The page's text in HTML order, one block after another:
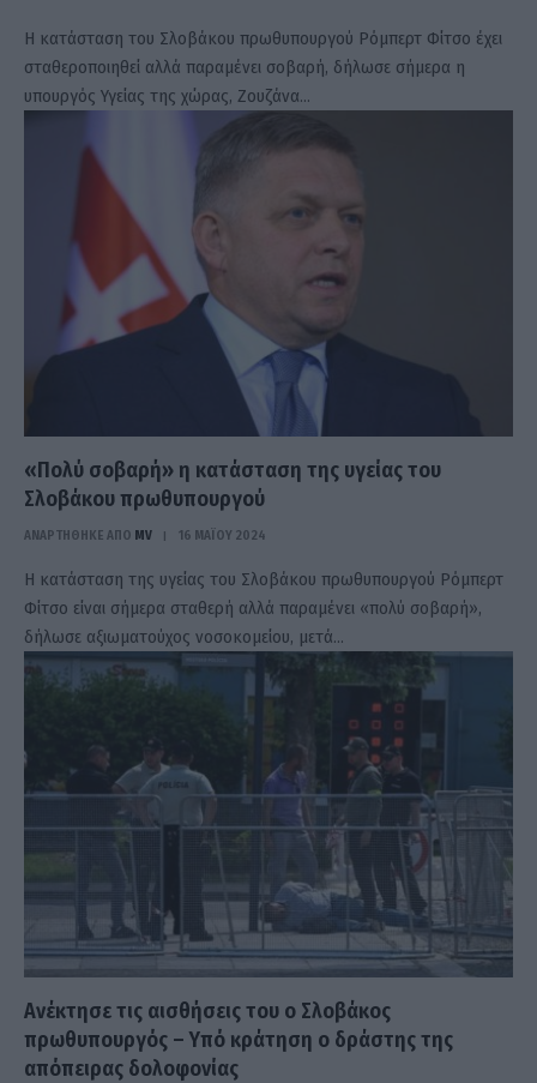
Η κατάσταση του Σλοβάκου πρωθυπουργού Ρόμπερτ Φίτσο έχει
σταθεροποιηθεί αλλά παραμένει σοβαρή, δήλωσε σήμερα η
υπουργός Υγείας της χώρας, Ζουζάνα…
«Πολύ σοβαρή» η κατάσταση της υγείας του
Σλοβάκου πρωθυπουργού
ΑΝΑΡΤΗΘΗΚΕ ΑΠΟ MV 16 ΜΑΪ́ΟΥ 2024
Η κατάσταση της υγείας του Σλοβάκου πρωθυπουργού Ρόμπερτ
Φίτσο είναι σήμερα σταθερή αλλά παραμένει «πολύ σοβαρή»,
δήλωσε αξιωματούχος νοσοκομείου, μετά…
Ανέκτησε τις αισθήσεις του ο Σλοβάκος
πρωθυπουργός – Υπό κράτηση ο δράστης της
απόπειρας δολοφονίας